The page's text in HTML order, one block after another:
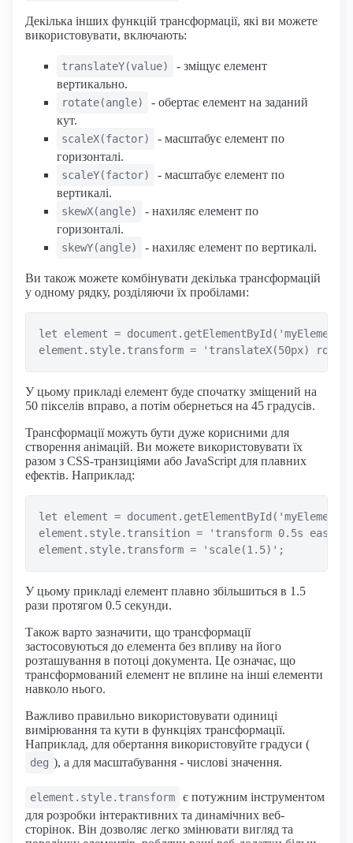
Декілька інших функцій трансформації, які ви можете
використовувати, включають:
translateY(value)
- зміщує елемент
вертикально.
rotate(angle)
- обертає елемент на заданий
кут.
scaleX(factor)
- масштабує елемент по
горизонталі.
scaleY(factor)
- масштабує елемент по
вертикалі.
skewX(angle)
- нахиляє елемент по
горизонталі.
skewY(angle) - нахиляє елемент по вертикалі.
Ви також можете комбінувати декілька трансформацій
у одному рядку, розділяючи їх пробілами:
let element =
У цьому прикладі елемент буде спочатку зміщений на
50 пікселів вправо, а потім обернеться на 45 градусів.
Трансформації можуть бути дуже корисними для
створення анімацій. Ви можете використовувати їх
разом з CSS-транзиціями або JavaScript для плавних
ефектів. Наприклад:
let element =
element.style.transition = 'transform 0.5s ease-
У цьому прикладі елемент плавно збільшиться в 1.5
рази протягом 0.5 секунди.
Також варто зазначити, що трансформації
застосовуються до елемента без впливу на його
розташування в потоці документа. Це означає, що
трансформований елемент не вплине на інші елементи
навколо нього.
Важливо правильно використовувати одиниці
вимірювання та кути в функціях трансформації.
Наприклад, для обертання використовуйте градуси (
deg ), а для масштабування - числові значення.
element.style.transform
є потужним інструментом
для розробки інтерактивних та динамічних веб-
сторінок. Він дозволяє легко змінювати вигляд та